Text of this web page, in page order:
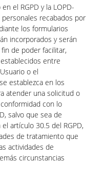
el RGPD y la LOPD-
recabados por
los formularios
incorporados y serán
de poder facilitar,
entre
Usuario o el
establezca en los
atender una solicitud o
con lo
salvo que sea de
artículo 30.5 del RGPD,
de tratamiento que
actividades de
circunstancias